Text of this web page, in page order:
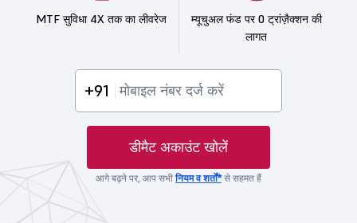
MTF सुविधा 4X तक का लीवरेज
म्यूचुअल फंड पर 0 ट्रांज़ैक्शन की
लागत
+91
डीमैट अकाउंट खोलें
आगे बढ़ने पर, आप सभीनियम व शर्तों*से सहमत हैं